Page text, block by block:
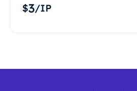
$3/IP